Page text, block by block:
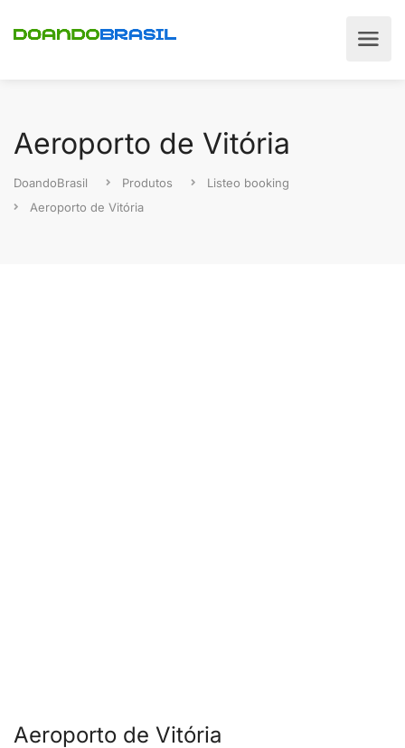
Aeroporto de Vitória
DoandoBrasil Produtos
Listeo booking
Aeroporto de Vitória
Aeroporto de Vitória